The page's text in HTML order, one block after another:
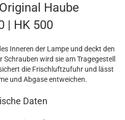
Haube
| HK 500
Inneren der Lampe und deckt den
wird sie am Tragegestell
die Frischluftzufuhr und lässt
und Abgase entweichen.
Daten